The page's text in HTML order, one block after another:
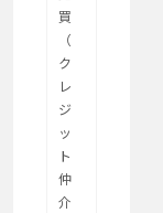
買
（
ク
レ
ジ
ッ
ト
仲
介